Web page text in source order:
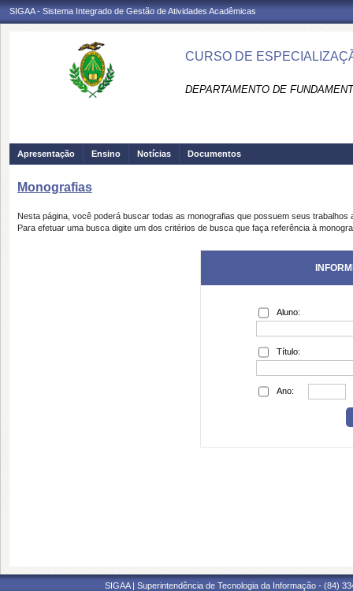
SIGAA - Sistema Integrado de Gestão de Atividades Acadêmicas
CURSO DE
DEPARTAMENTO DE
Apresentação Ensino Notícias Documentos
Monografias
Nesta página, você poderá buscar todas as monografias que possuem seus trabalhos
Para efetuar uma busca digite um dos critérios de busca que faça referência à
Aluno:
Título:
Ano:
SIGAA | Superintendência de Tecnologia da Informação - (84)